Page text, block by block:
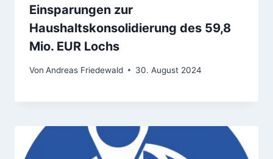
Einsparungen zur
Haushaltskonsolidierung des 59,8
Mio. EUR Lochs
Von Andreas Friedewald 30. August 2024